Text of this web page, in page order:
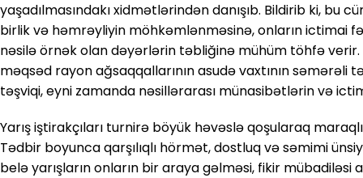
yaşadılmasındakı xidmətlərindən danışıb. Bildirib ki, bu
birlik və həmrəyliyin möhkəmlənməsinə, onların ictimai
nəsilə örnək olan dəyərlərin təbliğinə mühüm töhfə
məqsəd rayon ağsaqqallarının asudə vaxtının səmərəli
təşviqi, eyni zamanda nəsillərarası münasibətlərin və
Yarış iştirakçıları turnirə böyük həvəslə qoşularaq
Tədbir boyunca qarşılıqlı hörmət, dostluq və səmimi
belə yarışların onların bir araya gəlməsi, fikir mübadiləsi